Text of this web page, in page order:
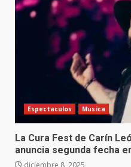
Espectaculos Musica
La Cura Fest de Carín
anuncia segunda fecha
diciembre 8, 2025